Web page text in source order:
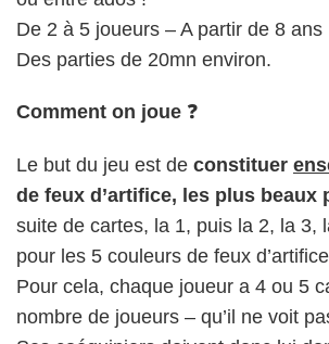
Pour cela, chaque joueur a 4 ou 5
nombre de joueurs – qu’il ne voit pas.
indications pour poser les cartes
communication et de faire passer
sans en avoir l’air 😉
A votre tour, vous devrez :
poser une carte sur un feu
pour l’ensemble des joueurs,